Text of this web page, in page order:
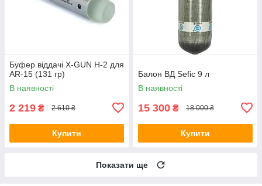
Буфер віддачі X-GUN H-2 для
AR-15 (131 гр)
В наявності
2 219 ₴ 2 610 ₴
Купити
Балон ВД Sefic 9 л
В наявності
15 300 ₴ 18 000 ₴
Купити
Показати ще